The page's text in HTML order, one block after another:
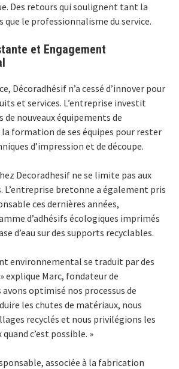
Des retours qui soulignent tant la
que le professionnalisme du service.
et Engagement
Décoradhésif n’a cessé d’innover pour
et services. L’entreprise investit
nouveaux équipements de
formation de ses équipes pour rester
d’impression et de découpe.
Decoradhesif ne se limite pas aux
L’entreprise bretonne a également pris
ces dernières années,
d’adhésifs écologiques imprimés
d’eau sur des supports recyclables.
environnemental se traduit par des
explique Marc, fondateur de
avons optimisé nos processus de
les chutes de matériaux, nous
recyclés et nous privilégions les
c’est possible. »
associée à la fabrication